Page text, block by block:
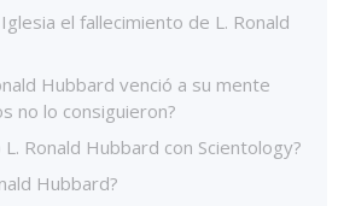
el fallecimiento de L. Ronald
Hubbard venció a su mente
no lo consiguieron?
Ronald Hubbard con Scientology?
Hubbard?